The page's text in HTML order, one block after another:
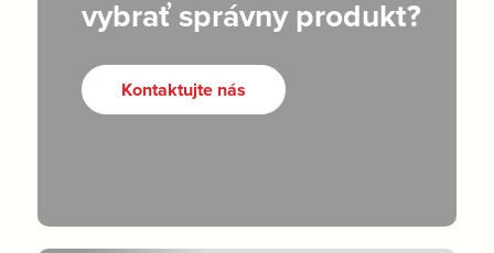
vybrať správny produkt?
Kontaktujte nás